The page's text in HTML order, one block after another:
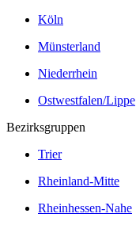
Köln
Münsterland
Niederrhein
Ostwestfalen/Lippe
Bezirksgruppen
Trier
Rheinland-Mitte
Rheinhessen-Nahe